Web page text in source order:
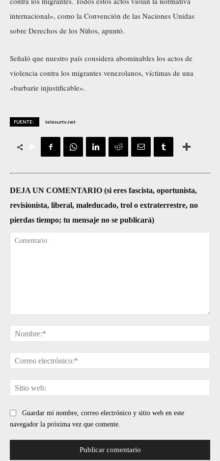
internacional», como la Convención de las Naciones Unidas
sobre Derechos de los Niños, apuntó.
Señaló que nuestro país considera abominables los actos de
violencia contra los migrantes venezolanos, víctimas de una
«barbarie injustificable».
FUENTE: telesurtv.net
DEJA UN COMENTARIO (si eres fascista, oportunista,
revisionista, liberal, maleducado, trol o extraterrestre, no
pierdas tiempo; tu mensaje no se publicará)
Guardar mi nombre, correo electrónico y sitio web en este
navegador la próxima vez que comente.